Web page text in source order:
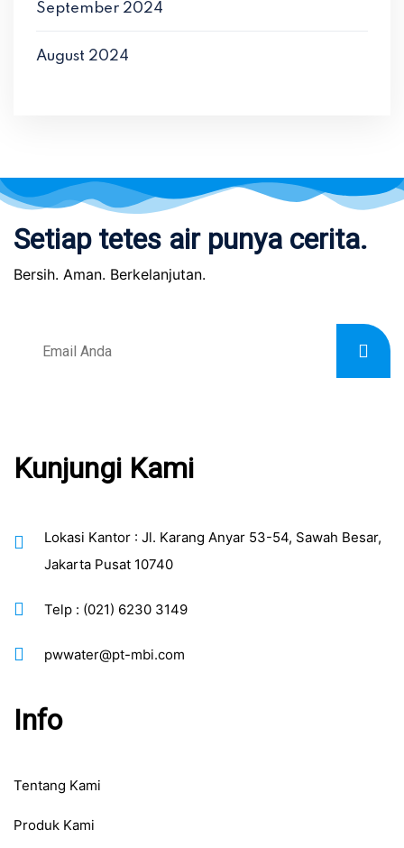
September 2024
August 2024
Setiap tetes air punya cerita.
Bersih. Aman. Berkelanjutan.
Kunjungi Kami
Lokasi Kantor : Jl. Karang Anyar 53-54, Sawah Besar,
Jakarta Pusat 10740
Telp : (021) 6230 3149
pwwater@pt-mbi.com
Info
Tentang Kami
Produk Kami